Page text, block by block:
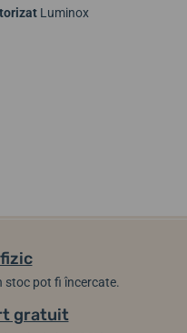
Luminox
stoc pot fi încercate.
gratuit